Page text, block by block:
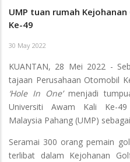
UMP tuan rumah
Ke-49
30 May 2022
KUANTAN, 28 Mei 2022 -
tajaan Perusahaan Otomobil
‘Hole In One’menjadi
Universiti Awam Kali Ke-
Malaysia Pahang (UMP)
Seramai 300 orang pemain
terlibat dalam Kejohanan